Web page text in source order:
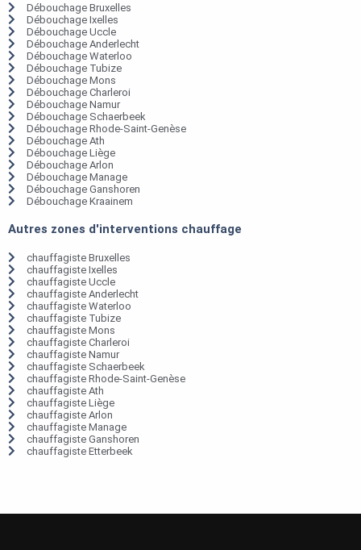
Débouchage Bruxelles
Débouchage Ixelles
Débouchage Uccle
Débouchage Anderlecht
Débouchage Waterloo
Débouchage Tubize
Débouchage Mons
Débouchage Charleroi
Débouchage Namur
Débouchage Schaerbeek
Débouchage Rhode-Saint-Genèse
Débouchage Ath
Débouchage Liège
Débouchage Arlon
Débouchage Manage
Débouchage Ganshoren
Débouchage Kraainem
Autres zones d'interventions chauffage
chauffagiste Bruxelles
chauffagiste Ixelles
chauffagiste Uccle
chauffagiste Anderlecht
chauffagiste Waterloo
chauffagiste Tubize
chauffagiste Mons
chauffagiste Charleroi
chauffagiste Namur
chauffagiste Schaerbeek
chauffagiste Rhode-Saint-Genèse
chauffagiste Ath
chauffagiste Liège
chauffagiste Arlon
chauffagiste Manage
chauffagiste Ganshoren
chauffagiste Etterbeek